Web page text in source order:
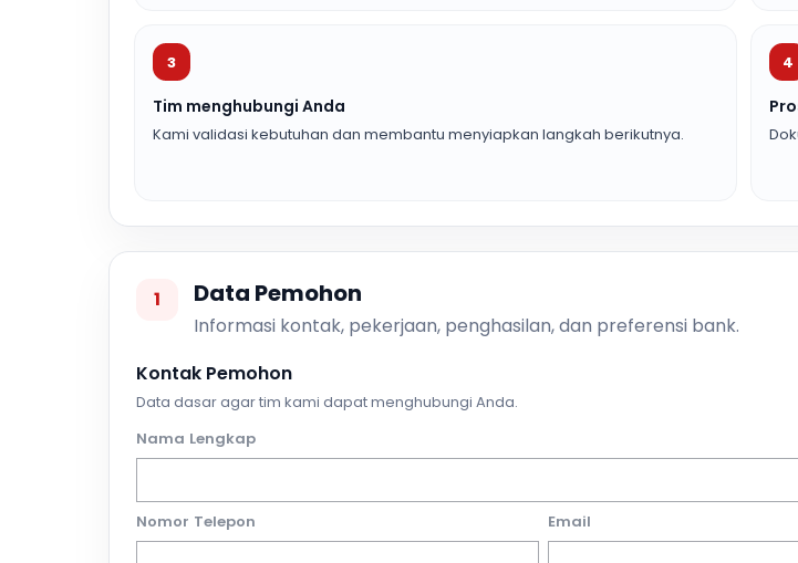
3
Tim menghubungi Anda
Kami validasi kebutuhan dan membantu menyiapkan langkah berikutnya.
4
1 Data Pemohon
Informasi kontak, pekerjaan, penghasilan, dan preferensi bank.
Kontak Pemohon
Data dasar agar tim kami dapat menghubungi Anda.
Nama Lengkap
Nomor Telepon Email